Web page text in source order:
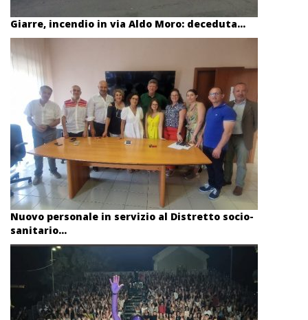
Giarre, incendio in via Aldo Moro: deceduta...
Nuovo personale in servizio al Distretto socio-
sanitario...